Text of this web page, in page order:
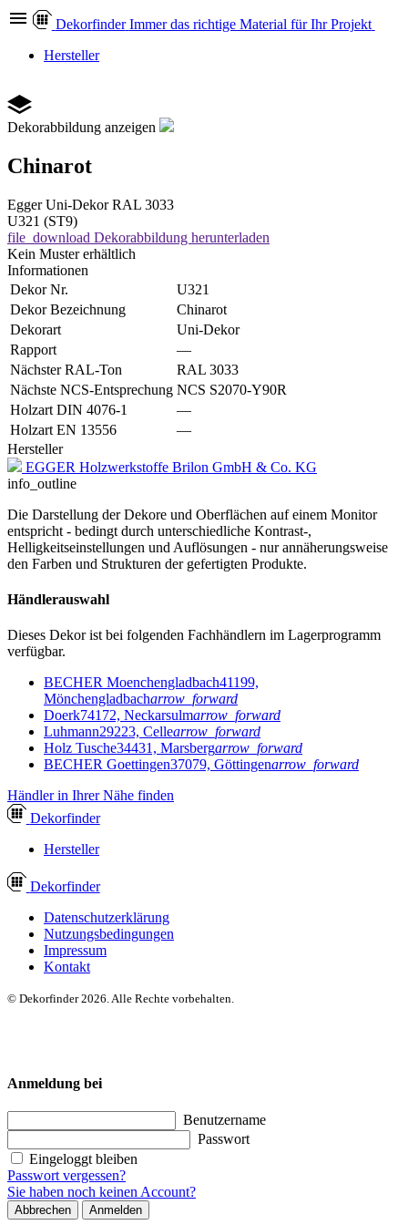
Dekorfinder Immer das richtige Material für Ihr Projekt
Hersteller
Dekorabbildung anzeigen
Chinarot
Egger Uni-Dekor RAL 3033
U321 (ST9)
file_download Dekorabbildung herunterladen
Kein Muster erhältlich
Informationen
Dekor Nr.
U321
Dekor Bezeichnung
Chinarot
Dekorart
Uni-Dekor
Rapport
—
Nächster RAL-Ton
RAL 3033
Nächste NCS-Entsprechung NCS S2070-Y90R
Holzart DIN 4076-1
—
Holzart EN 13556
—
Hersteller
EGGER Holzwerkstoffe Brilon GmbH & Co. KG
info_outline
Die Darstellung der Dekore und Oberflächen auf einem Monitor
entspricht - bedingt durch unterschiedliche Kontrast-,
Helligkeitseinstellungen und Auflösungen - nur annäherungsweise
den Farben und Strukturen der gefertigten Produkte.
Händlerauswahl
Dieses Dekor ist bei folgenden Fachhändlern im Lagerprogramm
verfügbar.
BECHER Moenchengladbach41199,
Mönchengladbacharrow_forward
Doerk74172, Neckarsulmarrow_forward
Luhmann29223, Cellearrow_forward
Holz Tusche34431, Marsbergarrow_forward
BECHER Goettingen37079, Göttingenarrow_forward
Händler in Ihrer Nähe finden
Dekorfinder
Hersteller
Dekorfinder
Datenschutzerklärung
Nutzungsbedingungen
Impressum
Kontakt
© Dekorfinder 2026. Alle Rechte vorbehalten.
Anmeldung bei
Benutzername
Passwort
Eingeloggt bleiben
Passwort vergessen?
Sie haben noch keinen Account?
Abbrechen Anmelden